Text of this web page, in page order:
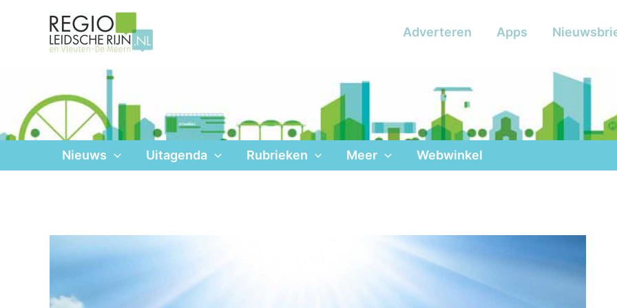
Adverteren Apps
Nieuws Uitagenda Rubrieken Meer Webwinkel